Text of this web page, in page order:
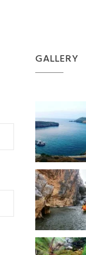
GALLERY